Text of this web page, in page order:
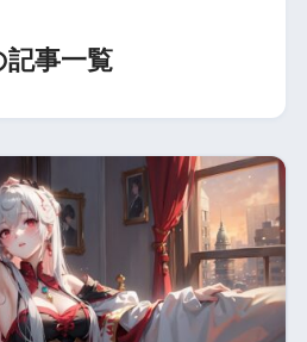
記事一覧